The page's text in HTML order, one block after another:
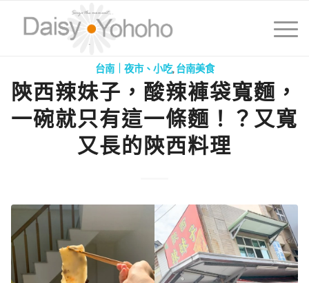
台南｜夜市、小吃,台南美食
陝西辣妹子，酸辣褲袋寬麵，
一碗就只有這一條麵！？又寬
又長的陝西料理